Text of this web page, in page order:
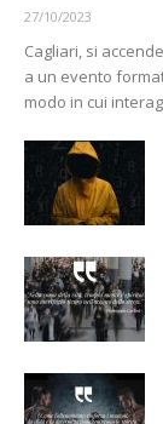
27/10/2023
Cagliari, si
a un evento
modo in cui